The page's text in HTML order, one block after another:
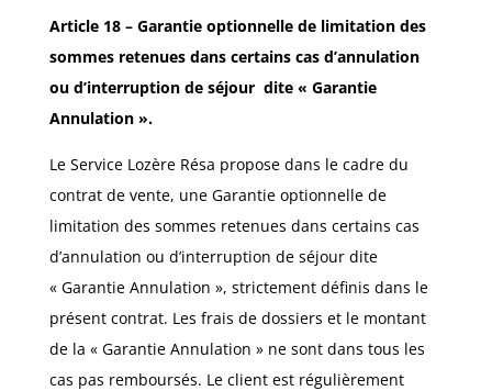
Article 18 – Garantie optionnelle de limitation des
sommes retenues dans certains cas d’annulation
ou d’interruption de séjourdite « Garantie
Annulation ».
Le Service Lozère Résa propose dans le cadre du
contrat de vente, une Garantie optionnelle de
limitation des sommes retenues dans certains cas
d’annulation ou d’interruption de séjour dite
« Garantie Annulation », strictement définis dans le
présent contrat. Les frais de dossiers et le montant
de la « Garantie Annulation » ne sont dans tous les
cas pas remboursés. Le client est régulièrement